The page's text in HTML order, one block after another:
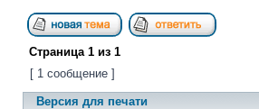
Страница 1 из 1
[ 1 сообщение ]
Версия для печати